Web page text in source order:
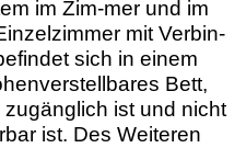
im Zim-mer und im
mit Verbin-
sich in einem
Bett,
ist und nicht
ist. Des Weiteren